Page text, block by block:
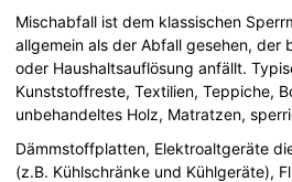
Mischabfall ist dem klassischen
allgemein als der Abfall gesehen, der
oder Haushaltsauflösung anfällt.
Kunststoffreste, Textilien, Teppiche,
unbehandeltes Holz, Matratzen,
Dämmstoffplatten, Elektroaltgeräte
(z.B. Kühlschränke und Kühlgeräte),